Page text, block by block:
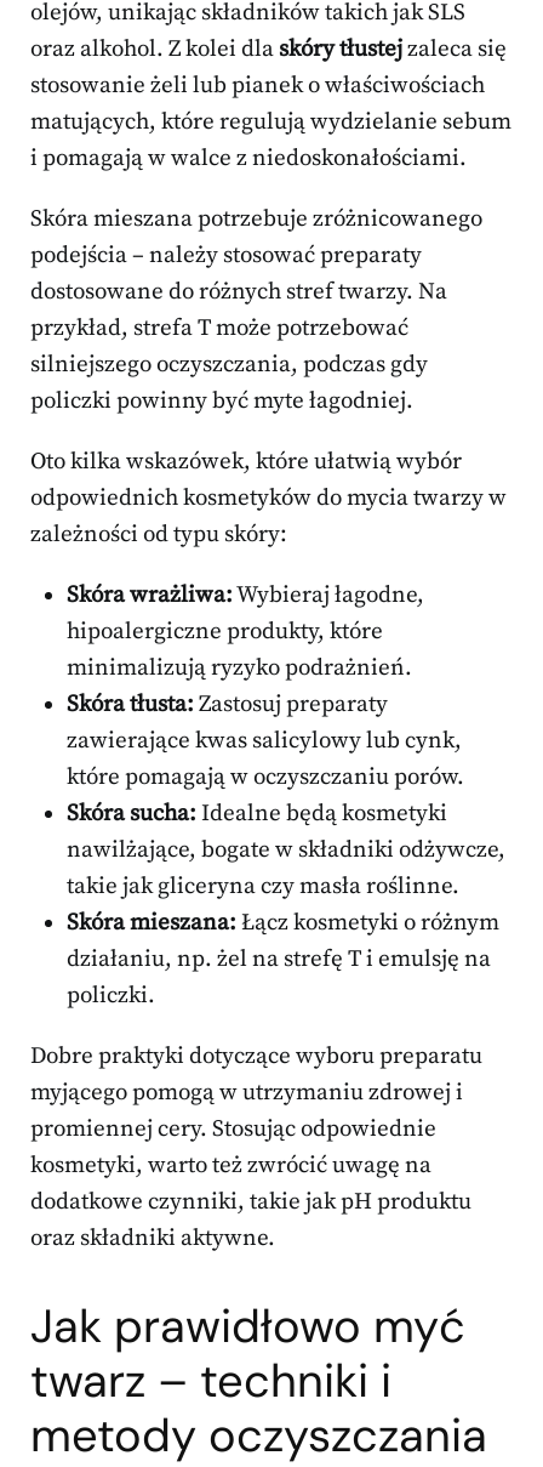
olejów, unikając składników takich jak SLS
oraz alkohol. Z kolei dla skóry tłustejzaleca się
stosowanie żeli lub pianek o właściwościach
matujących, które regulują wydzielanie sebum
i pomagają w walce z niedoskonałościami.
Skóra mieszana potrzebuje zróżnicowanego
podejścia – należy stosować preparaty
dostosowane do różnych stref twarzy. Na
przykład, strefa T może potrzebować
silniejszego oczyszczania, podczas gdy
policzki powinny być myte łagodniej.
Oto kilka wskazówek, które ułatwią wybór
odpowiednich kosmetyków do mycia twarzy w
zależności od typu skóry:
Skóra wrażliwa:Wybieraj łagodne,
hipoalergiczne produkty, które
minimalizują ryzyko podrażnień.
Skóra tłusta: Zastosuj preparaty
zawierające kwas salicylowy lub cynk,
które pomagają w oczyszczaniu porów.
Skóra sucha: Idealne będą kosmetyki
nawilżające, bogate w składniki odżywcze,
takie jak gliceryna czy masła roślinne.
Skóra mieszana: Łącz kosmetyki o różnym
działaniu, np. żel na strefę T i emulsję na
policzki.
Dobre praktyki dotyczące wyboru preparatu
myjącego pomogą w utrzymaniu zdrowej i
promiennej cery. Stosując odpowiednie
kosmetyki, warto też zwrócić uwagę na
dodatkowe czynniki, takie jak pH produktu
oraz składniki aktywne.
Jak prawidłowo myć
twarz – techniki i
metody oczyszczania